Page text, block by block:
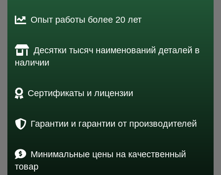
Опыт работы более 20 лет
Десятки тысяч наименований деталей в
наличии
Сертификаты и лицензии
Гарантии и гарантии от производителей
Минимальные цены на качественный
товар